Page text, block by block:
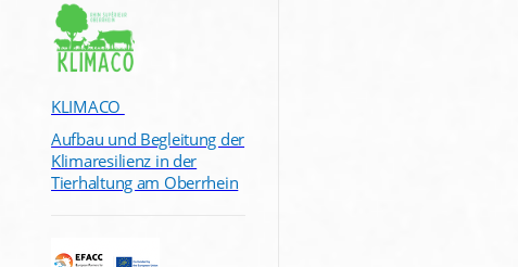
KLIMACO
Aufbau und Begleitung der
Klimaresilienz in der
Tierhaltung am Oberrhein